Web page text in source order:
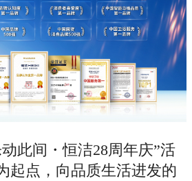
此间・恒洁28周年庆”活
起点，向品质生活进发的